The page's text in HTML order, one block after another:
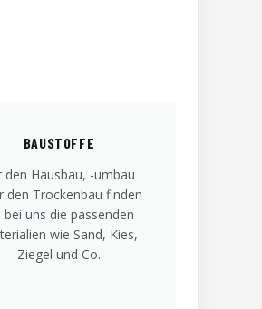
BAUSTOFFE
den Hausbau, -umbau
den Trockenbau finden
bei uns die passenden
wie Sand, Kies,
Ziegel und Co.